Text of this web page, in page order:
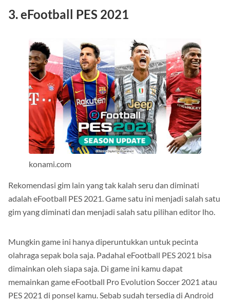
3. eFootball PES 2021
konami.com
Rekomendasi gim lain yang tak kalah seru dan diminati
adalah eFootball PES 2021. Game satu ini menjadi salah satu
gim yang diminati dan menjadi salah satu pilihan editor lho.
Mungkin game ini hanya diperuntukkan untuk pecinta
olahraga sepak bola saja. Padahal eFootball PES 2021 bisa
dimainkan oleh siapa saja. Di game ini kamu dapat
memainkan game eFootball Pro Evolution Soccer 2021 atau
PES 2021 di ponsel kamu. Sebab sudah tersedia di Android